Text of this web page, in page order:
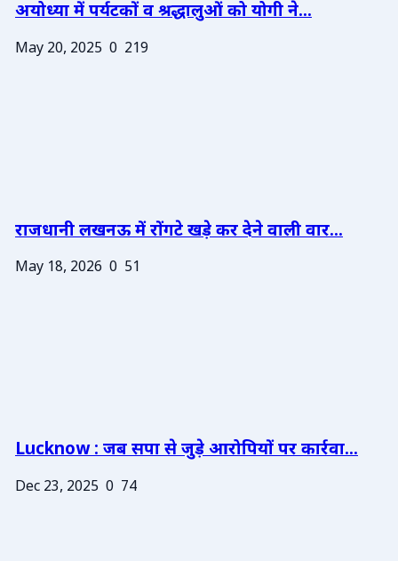
अयोध्या में पर्यटकों व श्रद्धालुओं को योगी ने...
May 20, 2025 0 219
राजधानी लखनऊ में रोंगटे खड़े कर देने वाली वार...
May 18, 2026 0 51
Lucknow : जब सपा से जुड़े आरोपियों पर कार्रवा...
Dec 23, 2025 0 74